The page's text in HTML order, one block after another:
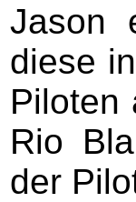
Jason
diese
Piloten
Rio
der